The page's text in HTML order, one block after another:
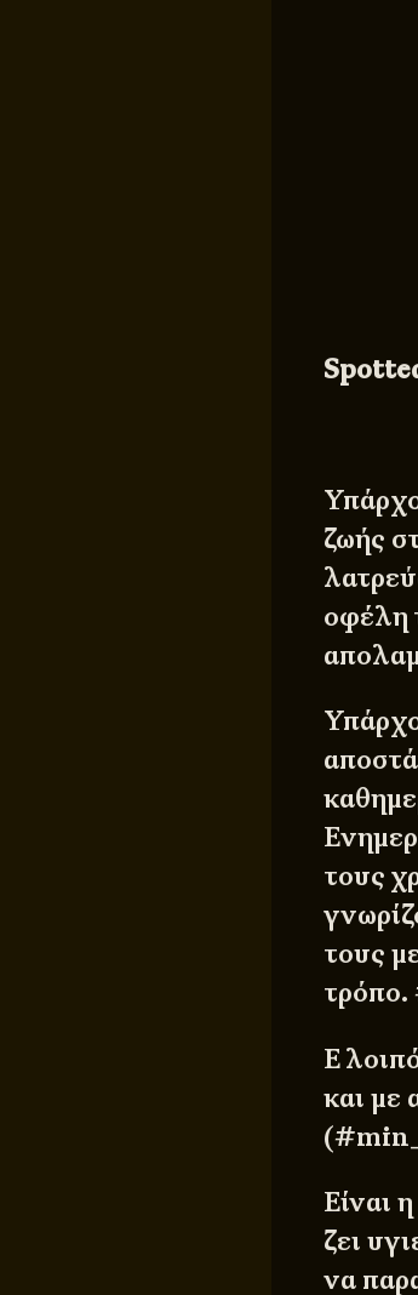
ζωής
οφέλη
τους
τους
Ε
και με
Είναι
ζει
να